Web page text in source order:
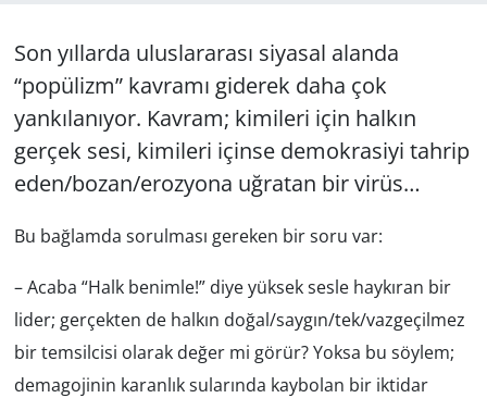
Son yıllarda uluslararası siyasal alanda
“popülizm” kavramı giderek daha çok
yankılanıyor. Kavram; kimileri için halkın
gerçek sesi, kimileri içinse demokrasiyi tahrip
eden/bozan/erozyona uğratan bir virüs…
Bu bağlamda sorulması gereken bir soru var:
– Acaba “Halk benimle!” diye yüksek sesle haykıran bir
lider; gerçekten de halkın doğal/saygın/tek/vazgeçilmez
bir temsilcisi olarak değer mi görür? Yoksa bu söylem;
demagojinin karanlık sularında kaybolan bir iktidar
GÜNDEM
HABERDE İNSAN
KÜLTÜR SANAT
RESMİ İLANLAR
SAĞLIK